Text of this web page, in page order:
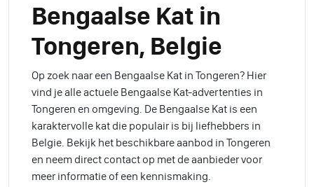
Bengaalse Kat in
Tongeren, Belgie
Op zoek naar een Bengaalse Kat in Tongeren? Hier
vind je alle actuele Bengaalse Kat-advertenties in
Tongeren en omgeving. De Bengaalse Kat is een
karaktervolle kat die populair is bij liefhebbers in
Belgie. Bekijk het beschikbare aanbod in Tongeren
en neem direct contact op met de aanbieder voor
meer informatie of een kennismaking.